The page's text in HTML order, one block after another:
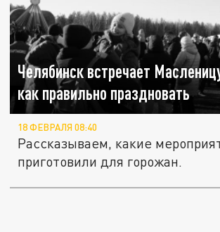
Челябинск встречает
как правильно праздновать
18 ФЕВРАЛЯ 08:40
Рассказываем, какие
приготовили для горожан.